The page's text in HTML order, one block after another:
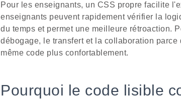
Pour les enseignants, un CSS propre facilite
enseignants peuvent rapidement vérifier la
du temps et permet une meilleure rétroaction.
débogage, le transfert et la collaboration
même code plus confortablement.
Pourquoi le code lisible